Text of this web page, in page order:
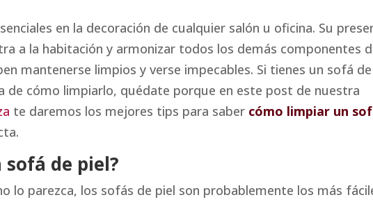
en la decoración de cualquier salón u oficina. Su
a la habitación y armonizar todos los demás componentes
mantenerse limpios y verse impecables. Si tienes un sofá de
de cómo limpiarlo, quédate porque en este post de nuestra
te daremos los mejores tips para saber cómo limpiar un
de piel?
lo parezca, los sofás de piel son probablemente los más